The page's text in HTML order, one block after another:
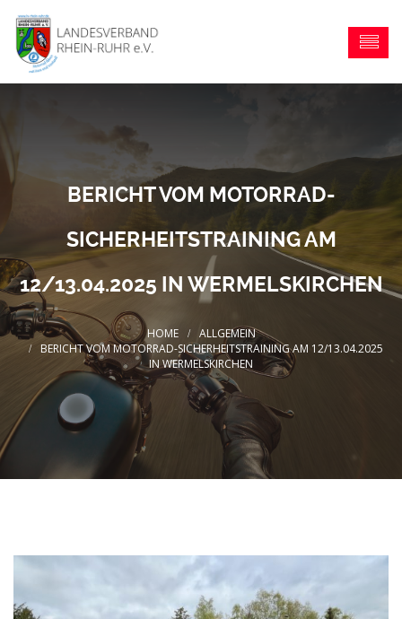
BERICHT VOM MOTORRAD-
SICHERHEITSTRAINING AM
12/13.04.2025 IN WERMELSKIRCHEN
ALLGEMEIN
BERICHT VOM MOTORRAD-SICHERHEITSTRAINING AM 12/13.04.2025
IN WERMELSKIRCHEN